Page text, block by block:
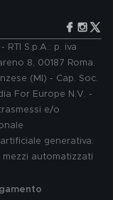
S.p.A.: p. iva
8, 00187 Roma.
(MI) - Cap. Soc.
For Europe N.V. -
e/o
generativa.
automatizzati